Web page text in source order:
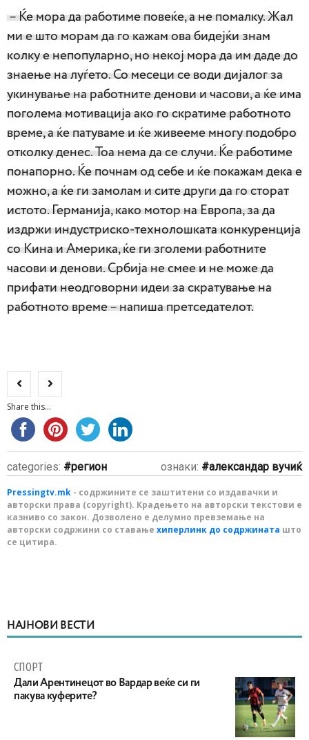
– Ќе мора да работиме повеќе, а не помалку. Жал
ми е што морам да го кажам ова бидејќи знам
колку е непопуларно, но некој мора да им даде до
знаење на луѓето. Со месеци се води дијалог за
укинување на работните денови и часови, а ќе има
поголема мотивација ако го скратиме работното
време, а ќе патуваме и ќе живееме многу подобро
отколку денес. Тоа нема да се случи. Ќе работиме
понапорно. Ќе почнам од себе и ќе покажам дека е
можно, а ќе ги замолам и сите други да го сторат
истото. Германија, како мотор на Европа, за да
издржи индустриско-технолошката конкуренција
со Кина и Америка, ќе ги зголеми работните
часови и денови. Србија не смее и не може да
прифати неодговорни идеи за скратување на
работното време – напиша претседателот.
Share this...
categories: регион ознаки: александар вучиќ
Pressingtv.mk - содржините се заштитени со издавачки и
авторски права (copyright). Крадењето на авторски текстови е
казниво со закон. Дозволено е делумно превземање на
авторски содржини со ставање хиперлинк до содржината што
се цитира.
НАЈНОВИ ВЕСТИ
СПОРТ
Дали Арентинецот во Вардар веќе си ги
пакува куферите?